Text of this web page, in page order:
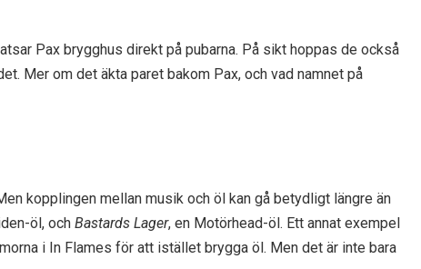
Pax brygghus direkt på pubarna. På sikt hoppas de också
Mer om det äkta paret bakom Pax, och vad namnet på
kopplingen mellan musik och öl kan gå betydligt längre än
öl, och Bastards Lager, en Motörhead-öl. Ett annat exempel
i In Flames för att istället brygga öl. Men det är inte bara